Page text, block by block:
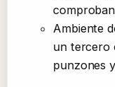
Ambiente
un tercero
punzones